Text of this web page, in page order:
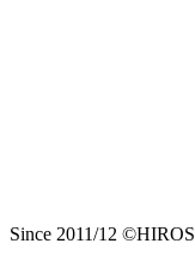
Since 2011/12